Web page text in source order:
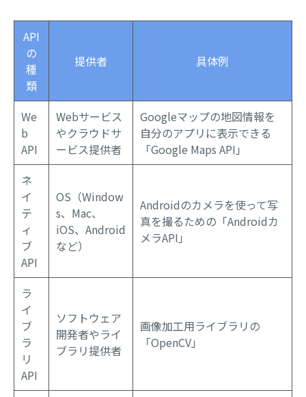
API
の
種
類
提供者 具体例
We
b
API
Webサービス
やクラウドサ
ービス提供者
Googleマップの地図情報を
自分のアプリに表示できる
「Google Maps API」
ネ
イ
テ
ィ
ブ
API
OS（Window
s、Mac、
iOS、Android
など）
Androidのカメラを使って写
真を撮るための「Androidカ
メラAPI」
ラ
イ
ブ
ラ
リ
API
ソフトウェア
開発者やライ
ブラリ提供者
画像加工用ライブラリの
「OpenCV」